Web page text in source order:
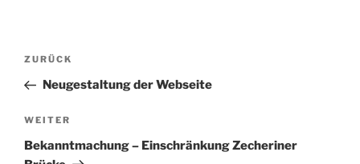
Beitragsnavigation
Vorheriger
Beitrag
ZURÜCK
Neugestaltung der Webseite
Nächster
Beitrag
WEITER
Bekanntmachung – Einschränkung Zecheriner